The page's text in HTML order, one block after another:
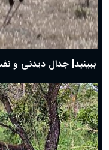
دعای روز اول ماه مبارک رمضان، ۳۰ بهمن
حضرت زینب(س) چگونه از
بهترین پیامک تبریک روز پدر ۱۴۰۴؛ جملات زیبا و صمیمانه
ببینید| جدال دیدنی و